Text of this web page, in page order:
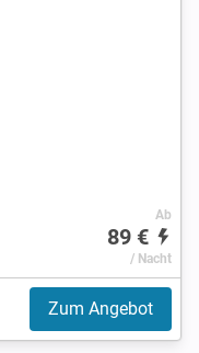
Ab
89 €
/ Nacht
Zum Angebot